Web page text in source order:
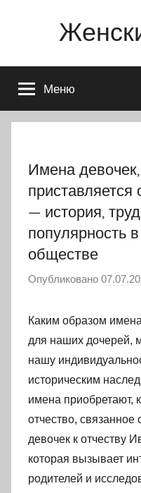
Меню
Имена
— история,
популярность
обществе
Опубликовано
Каким образом
для наших дочерей,
нашу
историческим
имена приобретают,
отчество,
девочек к отчеству
которая вызывает
родителей и